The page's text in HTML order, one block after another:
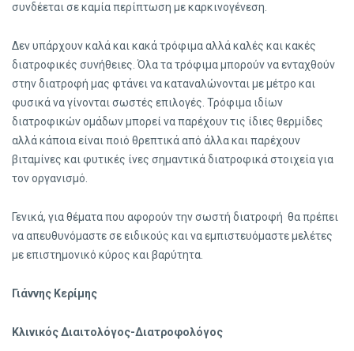
συνδέεται σε καμία περίπτωση με καρκινογένεση.
Δεν υπάρχουν καλά και κακά τρόφιμα αλλά καλές και κακές
διατροφικές συνήθειες. Όλα τα τρόφιμα μπορούν να ενταχθούν
στην διατροφή μας φτάνει να καταναλώνονται με μέτρο και
φυσικά να γίνονται σωστές επιλογές. Τρόφιμα ιδίων
διατροφικών ομάδων μπορεί να παρέχουν τις ίδιες θερμίδες
αλλά κάποια είναι ποιό θρεπτικά από άλλα και παρέχουν
βιταμίνες και φυτικές ίνες σημαντικά διατροφικά στοιχεία για
τον οργανισμό.
Γενικά, για θέματα που αφορούν την σωστή διατροφή θα πρέπει
να απευθυνόμαστε σε ειδικούς και να εμπιστευόμαστε μελέτες
με επιστημονικό κύρος και βαρύτητα.
Γιάννης Κερίμης
Κλινικός Διαιτολόγος-Διατροφολόγος